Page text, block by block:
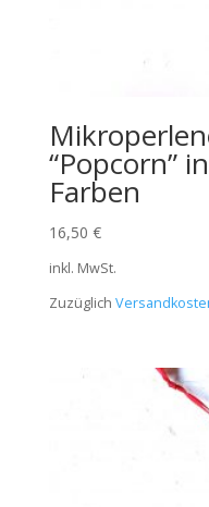
“Popcorn”
Farben
16,50 €
inkl. MwSt.
Zuzüglich